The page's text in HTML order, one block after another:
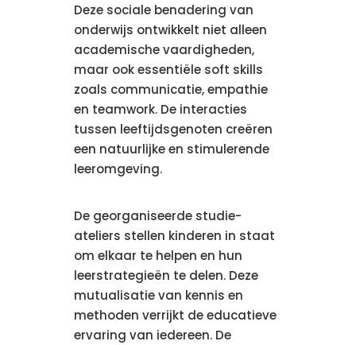
Deze sociale benadering van
onderwijs ontwikkelt niet alleen
academische vaardigheden,
maar ook essentiële soft skills
zoals communicatie, empathie
en teamwork. De interacties
tussen leeftijdsgenoten creëren
een natuurlijke en stimulerende
leeromgeving.
De georganiseerde studie-
ateliers stellen kinderen in staat
om elkaar te helpen en hun
leerstrategieën te delen. Deze
mutualisatie van kennis en
methoden verrijkt de educatieve
ervaring van iedereen. De